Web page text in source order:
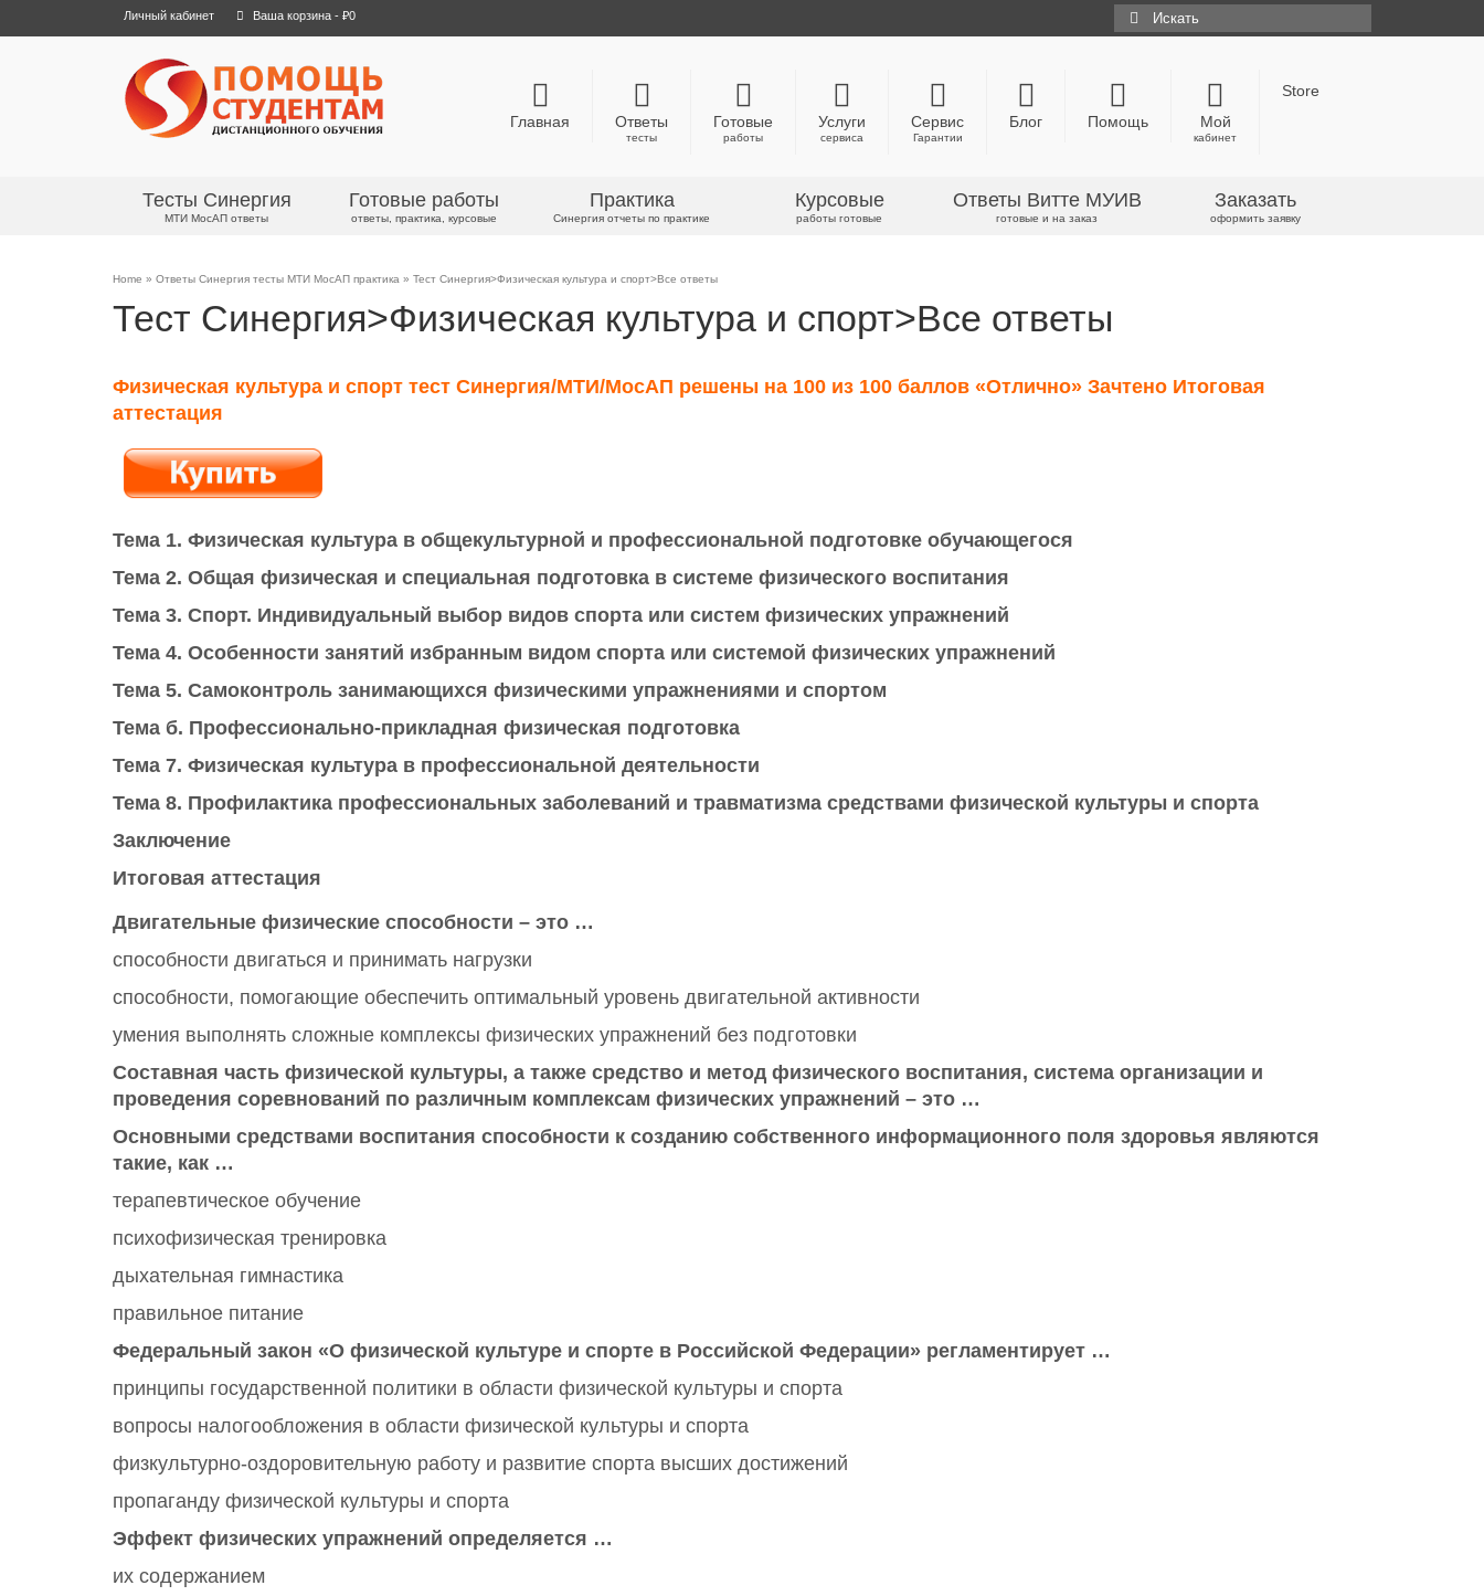
Личный кабинет Ваша корзина - ₽0 Искать:
Главная Ответы
тесты
Готовые
работы
Услуги
сервиса
Сервис
Гарантии
Блог Помощь Мой
кабинет
Store
Тесты Синергия
МТИ МосАП ответы
Готовые работы
ответы, практика, курсовые
Практика
Синергия отчеты по практике
Курсовые
работы готовые
Ответы Витте МУИВ
готовые и на заказ
Заказать
оформить заявку
Home » Ответы Синергия тесты МТИ МосАП практика » Тест Синергия>Физическая культура и спорт>Все ответы
Тест Синергия>Физическая культура и спорт>Все ответы
Физическая культура и спорт тест Синергия/МТИ/МосАП решены на 100 из 100 баллов «Отлично» Зачтено Итоговая
аттестация
Тема 1. Физическая культура в общекультурной и профессиональной подготовке обучающегося
Тема 2. Общая физическая и специальная подготовка в системе физического воспитания
Тема 3. Спорт. Индивидуальный выбор видов спорта или систем физических упражнений
Тема 4. Особенности занятий избранным видом спорта или системой физических упражнений
Тема 5. Самоконтроль занимающихся физическими упражнениями и спортом
Тема б. Профессионально-прикладная физическая подготовка
Тема 7. Физическая культура в профессиональной деятельности
Тема 8. Профилактика профессиональных заболеваний и травматизма средствами физической культуры и спорта
Заключение
Итоговая аттестация
Двигательные физические способности – это …
способности двигаться и принимать нагрузки
способности, помогающие обеспечить оптимальный уровень двигательной активности
умения выполнять сложные комплексы физических упражнений без подготовки
Составная часть физической культуры, а также средство и метод физического воспитания, система организации и
проведения соревнований по различным комплексам физических упражнений – это …
Основными средствами воспитания способности к созданию собственного информационного поля здоровья являются
такие, как …
терапевтическое обучение
психофизическая тренировка
дыхательная гимнастика
правильное питание
Федеральный закон «О физической культуре и спорте в Российской Федерации» регламентирует …
принципы государственной политики в области физической культуры и спорта
вопросы налогообложения в области физической культуры и спорта
физкультурно-оздоровительную работу и развитие спорта высших достижений
пропаганду физической культуры и спорта
Эффект физических упражнений определяется …
их содержанием